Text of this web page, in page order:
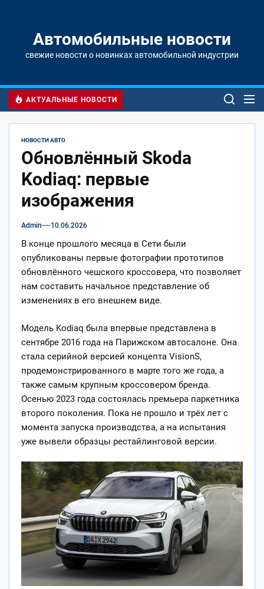
содержимомуАвтомобильные новости
свежие новости о новинках автомобильной индустрии
АКТУАЛЬНЫЕ НОВОСТИ
НОВОСТИ АВТО
Обновлённый Skoda
Kodiaq: первые
изображения
Admin 10.06.2026
В конце прошлого месяца в Сети были
опубликованы первые фотографии прототипов
обновлённого чешского кроссовера, что позволяет
нам составить начальное представление об
изменениях в его внешнем виде.
Модель Kodiaq была впервые представлена в
сентябре 2016 года на Парижском автосалоне. Она
стала серийной версией концепта VisionS,
продемонстрированного в марте того же года, а
также самым крупным кроссовером бренда.
Осенью 2023 года состоялась премьера паркетника
второго поколения. Пока не прошло и трёх лет с
момента запуска производства, а на испытания
уже вывели образцы рестайлинговой версии.